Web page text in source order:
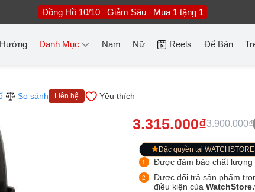
Đồng Hồ 10/10 Giảm Sâu Mua 1 tặng 1
Danh Mục Nam Nữ Reels Để Bàn
So sánh Liên hệ Yêu thích
3.315.000₫3.900.000₫
Đặc quyền tại WATCHSTORE
Được đảm bảo chất lượng
Được đổi trả sản phẩm
điều kiện của